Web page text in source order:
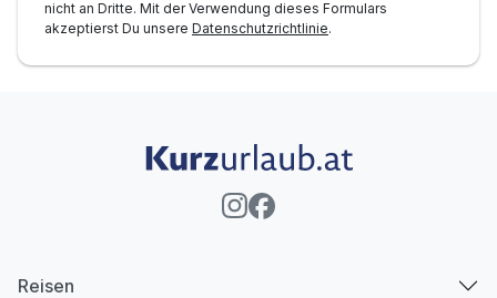
nicht an Dritte. Mit der Verwendung dieses Formulars
akzeptierst Du unsere Datenschutzrichtlinie.
Reisen